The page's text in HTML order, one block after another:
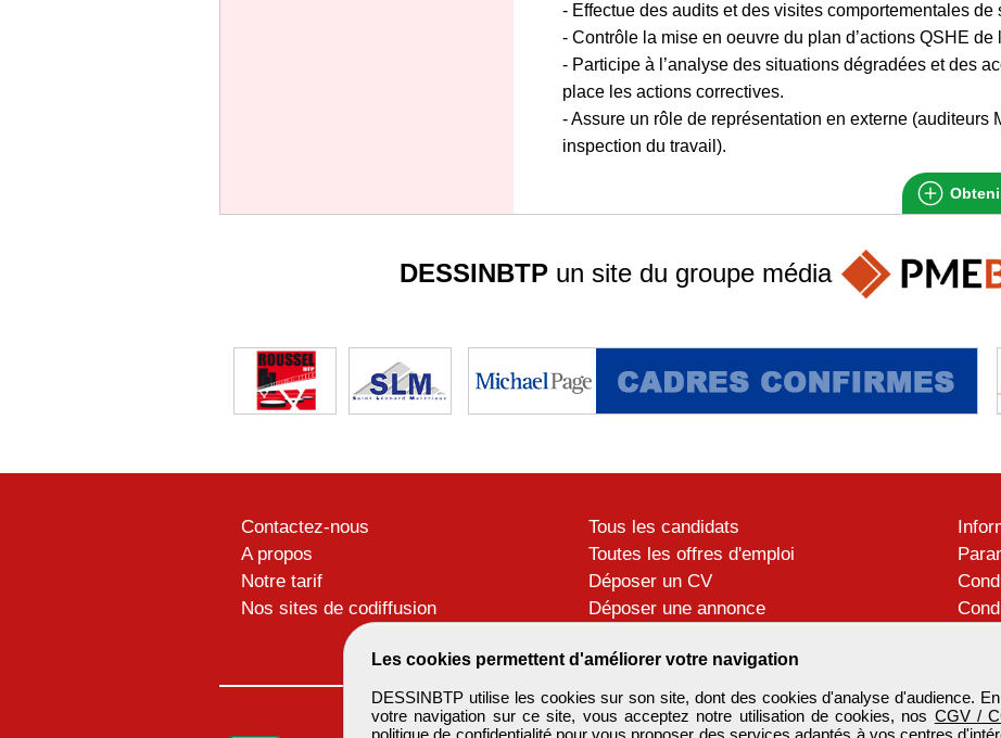
- Effectue des audits et des visites comportementales de
- Contrôle la mise en oeuvre du plan d’actions QSHE de
- Participe à l’analyse des situations dégradées et des
place les actions correctives.
- Assure un rôle de représentation en externe (auditeurs
inspection du travail).
Les cookies permettent d'améliorer votre navigation
DESSINBTP utilise les cookies sur son site, dont des cookies d'analyse d'audience.
votre navigation sur ce site, vous acceptez notre utilisation de cookies, nos CGV /
politique de confidentialitépour vous proposer des services adaptés à vos centres
DESSINBTP un site du groupe média
Contactez-nous
A propos
Notre tarif
Nos sites de codiffusion
Tous les candidats
Toutes les offres d'emploi
Déposer un CV
Déposer une annonce